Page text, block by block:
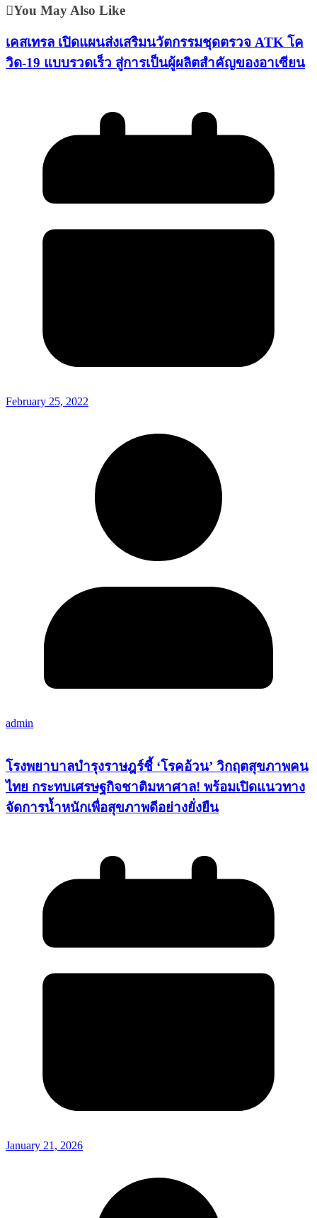
You May Also Like
เคสเทรล เปิดแผนส่งเสริมนวัตกรรมชุดตรวจ ATK โค
วิด-19 แบบรวดเร็ว สู่การเป็นผู้ผลิตสำคัญของอาเซียน
February 25, 2022
admin
โรงพยาบาลบำรุงราษฎร์ชี้ ‘โรคอ้วน’ วิกฤตสุขภาพคน
ไทย กระทบเศรษฐกิจชาติมหาศาล! พร้อมเปิดแนวทาง
จัดการน้ำหนักเพื่อสุขภาพดีอย่างยั่งยืน
January 21, 2026